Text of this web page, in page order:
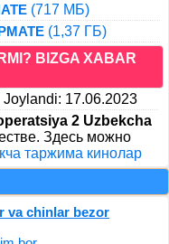
(717 МБ)
(1,37 ГБ)
BIZGA XABAR
Joylandi: 17.06.2023
2 Uzbekcha
Здесь можно
таржима кинолар
va chinlar bezor